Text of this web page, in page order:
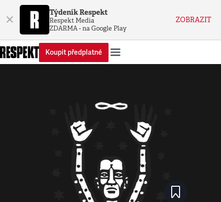
× Týdeník Respekt
Respekt Media
ZDARMA - na Google Play
ZOBRAZIT
Koupit předplatné